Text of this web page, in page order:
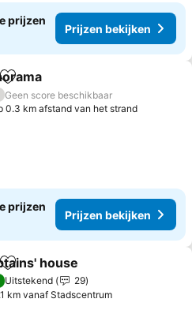
prijzen
Prijzen bekijken
Toevoegen aan favorieten
Geen score beschikbaar
0.3 km afstand van het strand
prijzen
Prijzen bekijken
Toevoegen aan favorieten
house
Uitstekend
29
km vanaf Stadscentrum